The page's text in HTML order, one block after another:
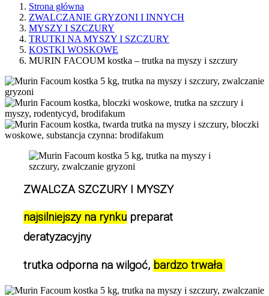
Strona główna
ZWALCZANIE GRYZONI I INNYCH
MYSZY I SZCZURY
TRUTKI NA MYSZY I SZCZURY
KOSTKI WOSKOWE
MURIN FACOUM kostka – trutka na myszy i szczury
ZWALCZA SZCZURY I MYSZY
najsilniejszy na rynku preparat
deratyzacyjny
trutka odporna na wilgoć, bardzo trwała